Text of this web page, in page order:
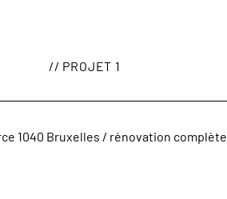
// PROJET 1
1040 Bruxelles / rénovation complète